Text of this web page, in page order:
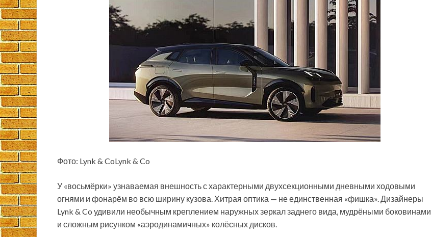
Фото: Lynk & CoLynk & Co
У «восьмёрки» узнаваемая внешность с характерными двухсекционными дневными ходовыми
огнями и фонарём во всю ширину кузова. Хитрая оптика — не единственная «фишка». Дизайнеры
Lynk & Co удивили необычным креплением наружных зеркал заднего вида, мудрёными боковинами
и сложным рисунком «аэродинамичных» колёсных дисков.